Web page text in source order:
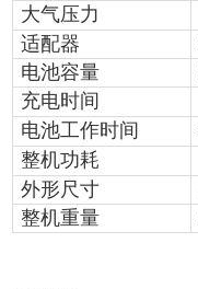
大气压力
适配器
电池容量
充电时间
电池工作时间
整机功耗
外形尺寸
整机重量